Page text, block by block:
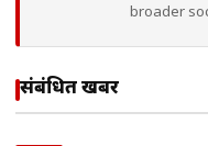
broader
संबंधित खबरें